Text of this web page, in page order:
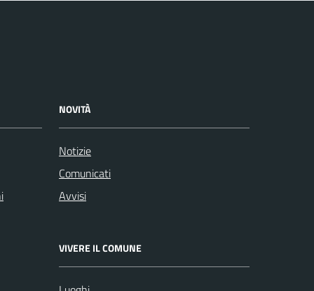
NOVITÀ
Notizie
Comunicati
Avvisi
VIVERE IL COMUNE